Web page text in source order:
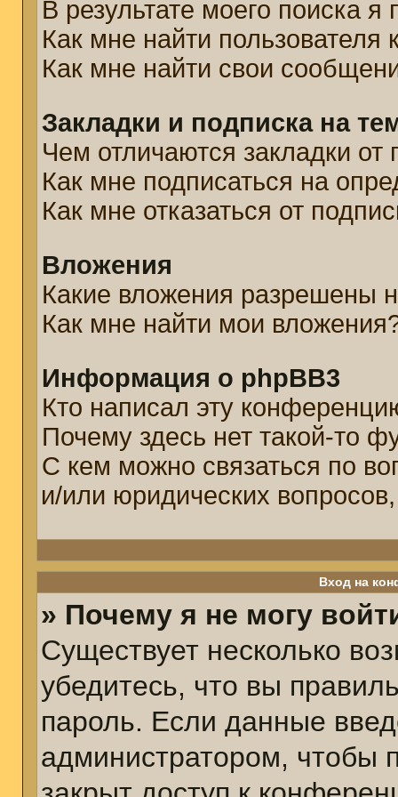
В результате моего поиска
Как мне найти пользователя
Как мне найти свои
Закладки и подписка на
Чем отличаются закладки от
Как мне подписаться на
Как мне отказаться от
Вложения
Какие вложения разрешены
Как мне найти мои
Информация о phpBB3
Кто написал эту
Почему здесь нет такой-то
С кем можно связаться по
и/или юридических
Вход на
» Почему я не могу
Существует несколько
убедитесь, что вы
пароль. Если данные
администратором, чтобы